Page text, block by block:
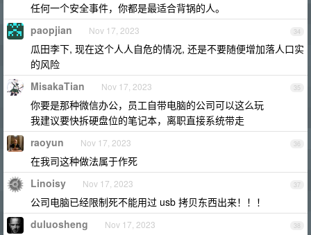
任何一个安全事件，你都是最适合背锅的人。
34
paopjian Nov 17, 2023
瓜田李下, 现在这个人人自危的情况, 还是不要随便增加落人口实
的风险
35
MisakaTian Nov 17, 2023
你要是那种微信办公，员工自带电脑的公司可以这么玩
我建议要快拆硬盘位的笔记本，离职直接系统带走
36
raoyun Nov 17, 2023
在我司这种做法属于作死
37
Linoisy Nov 17, 2023
公司电脑已经限制死不能用过 usb 拷贝东西出来！！！
38
duluosheng Nov 17, 2023